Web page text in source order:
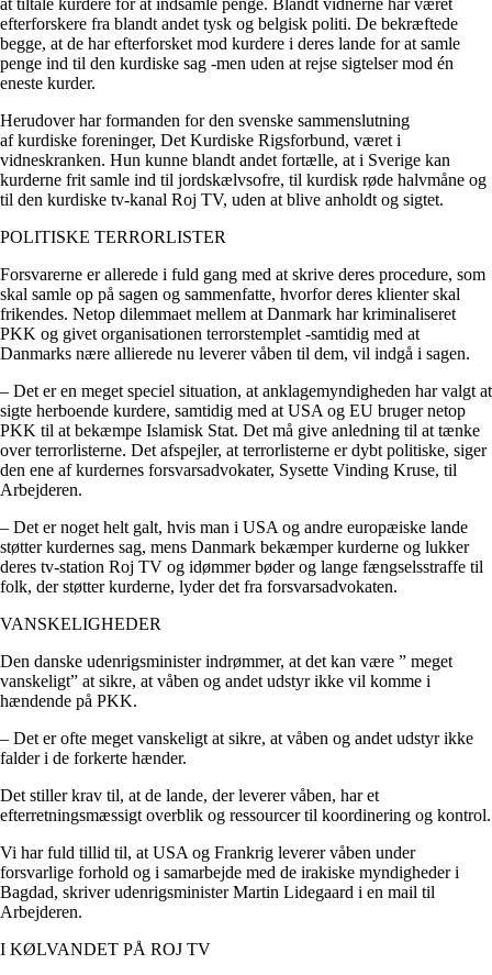
efterforskere fra blandt andet tysk og belgisk politi. De bekræftede
begge, at de har efterforsket mod kurdere i deres lande for at samle
penge ind til den kurdiske sag -men uden at rejse sigtelser mod én
eneste kurder.
Herudover har formanden for den svenske sammenslutning
af kurdiske foreninger, Det Kurdiske Rigsforbund, været i
vidneskranken. Hun kunne blandt andet fortælle, at i Sverige kan
kurderne frit samle ind til jordskælvsofre, til kurdisk røde halvmåne og
til den kurdiske tv-kanal Roj TV, uden at blive anholdt og sigtet.
POLITISKE TERRORLISTER
Forsvarerne er allerede i fuld gang med at skrive deres procedure, som
skal samle op på sagen og sammenfatte, hvorfor deres klienter skal
frikendes. Netop dilemmaet mellem at Danmark har kriminaliseret
PKK og givet organisationen terrorstemplet -samtidig med at
Danmarks nære allierede nu leverer våben til dem, vil indgå i sagen.
– Det er en meget speciel situation, at anklagemyndigheden har valgt at
sigte herboende kurdere, samtidig med at USA og EU bruger netop
PKK til at bekæmpe Islamisk Stat. Det må give anledning til at tænke
over terrorlisterne. Det afspejler, at terrorlisterne er dybt politiske, siger
den ene af kurdernes forsvarsadvokater, Sysette Vinding Kruse, til
Arbejderen.
– Det er noget helt galt, hvis man i USA og andre europæiske lande
støtter kurdernes sag, mens Danmark bekæmper kurderne og lukker
deres tv-station Roj TV og idømmer bøder og lange fængselsstraffe til
folk, der støtter kurderne, lyder det fra forsvarsadvokaten.
VANSKELIGHEDER
Den danske udenrigsminister indrømmer, at det kan være ” meget
vanskeligt” at sikre, at våben og andet udstyr ikke vil komme i
hændende på PKK.
– Det er ofte meget vanskeligt at sikre, at våben og andet udstyr ikke
falder i de forkerte hænder.
Det stiller krav til, at de lande, der leverer våben, har et
efterretningsmæssigt overblik og ressourcer til koordinering og kontrol.
Vi har fuld tillid til, at USA og Frankrig leverer våben under
forsvarlige forhold og i samarbejde med de irakiske myndigheder i
Bagdad, skriver udenrigsminister Martin Lidegaard i en mail til
Arbejderen.
I KØLVANDET PÅ ROJ TV